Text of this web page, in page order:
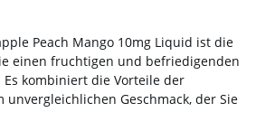
Peach Mango 10mg Liquid ist die
einen fruchtigen und befriedigenden
kombiniert die Vorteile der
unvergleichlichen Geschmack, der Sie